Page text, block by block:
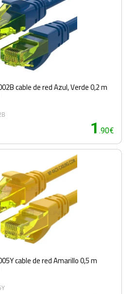
cable de red Azul, Verde 0,2 m
1 .90€
cable de red Amarillo 0,5 m